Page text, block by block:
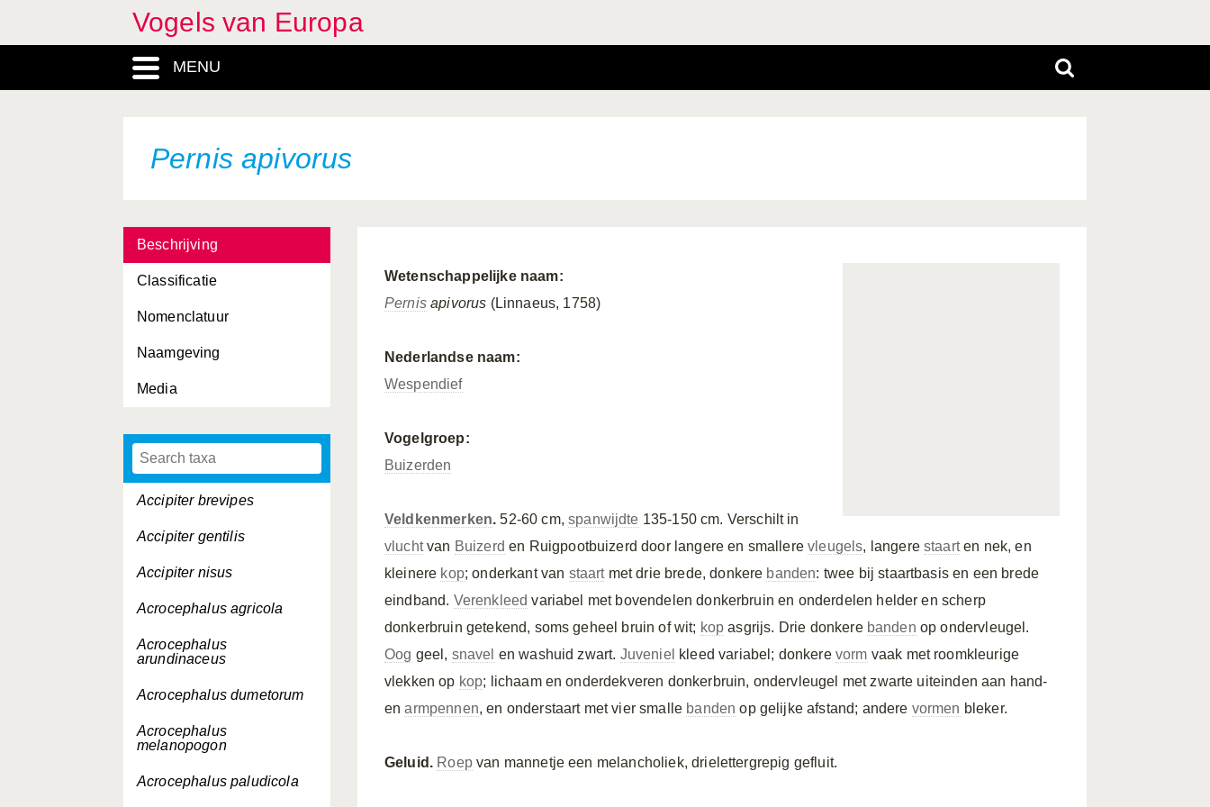
Vogels van Europa
MENU
Pernis apivorus
Beschrijving
Classificatie
Nomenclatuur
Naamgeving
Media
Accipiter brevipes
Accipiter gentilis
Accipiter nisus
Acrocephalus agricola
Acrocephalus
arundinaceus
Acrocephalus dumetorum
Acrocephalus
melanopogon
Acrocephalus paludicola
Wetenschappelijke naam:
Pernisapivorus (Linnaeus, 1758)
Nederlandse naam:
Wespendief
Vogelgroep:
Buizerden
Veldkenmerken. 52-60 cm,spanwijdte 135-150 cm. Verschilt in
vluchtvan Buizerd en Ruigpootbuizerd door langere en smallerevleugels, langere staarten nek, en
kleinere kop; onderkant van staartmet drie brede, donkere banden: twee bij staartbasis en een brede
eindband. Verenkleed variabel met bovendelen donkerbruin en onderdelen helder en scherp
donkerbruin getekend, soms geheel bruin of wit; kop asgrijs. Drie donkere banden op ondervleugel.
Oog geel, snavel en washuid zwart. Juveniel kleed variabel; donkere vorm vaak met roomkleurige
vlekken op kop; lichaam en onderdekveren donkerbruin, ondervleugel met zwarte uiteinden aan hand-
enarmpennen, en onderstaart met vier smalle banden op gelijke afstand; andere vormen bleker.
Geluid. Roepvan mannetje een melancholiek, drielettergrepig gefluit.